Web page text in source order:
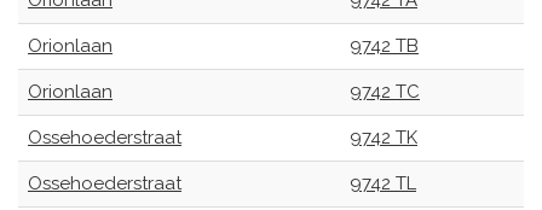
Orionlaan 9742 TB
Orionlaan 9742 TC
Ossehoederstraat 9742 TK
Ossehoederstraat 9742 TL